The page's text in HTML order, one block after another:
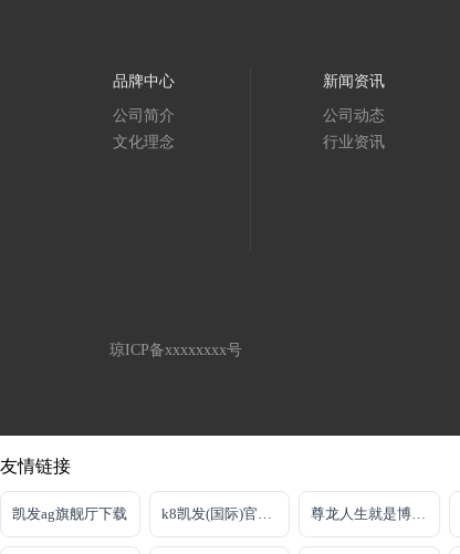
品牌中心
公司简介
文化理念
新闻资讯
公司动态
行业资讯
琼ICP备xxxxxxxx号
友情链接
凯发ag旗舰厅下载